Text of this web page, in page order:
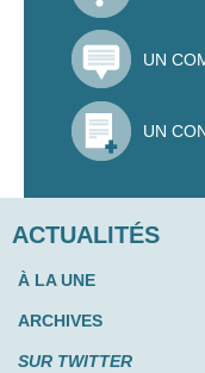
UN
UN
ACTUALITÉS
À LA UNE
ARCHIVES
SUR TWITTER